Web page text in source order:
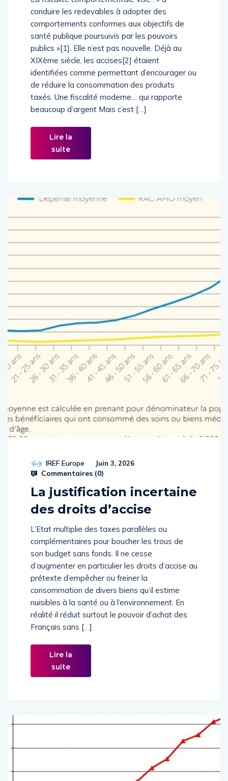
La fiscalité comportementale vise : « à
conduire les redevables à adopter des
comportements conformes aux objectifs de
santé publique poursuivis par les pouvoirs
publics »[1]. Elle n’est pas nouvelle. Déjà au
XIXème siècle, les accises[2] étaient
identifiées comme permettant d’encourager ou
de réduire la consommation des produits
taxés. Une fiscalité moderne… qui rapporte
Lire la
suite
IREF Europe Juin 3, 2026
La justification incertaine
L’Etat multiplie des taxes parallèles ou
complémentaires pour boucher les trous de
son budget sans fonds. Il ne cesse
d’augmenter en particulier les droits d’accise au
prétexte d’empêcher ou freiner la
consommation de divers biens qu’il estime
nuisibles à la santé ou à l’environnement. En
réalité il réduit surtout le pouvoir d’achat des
Lire la
suite